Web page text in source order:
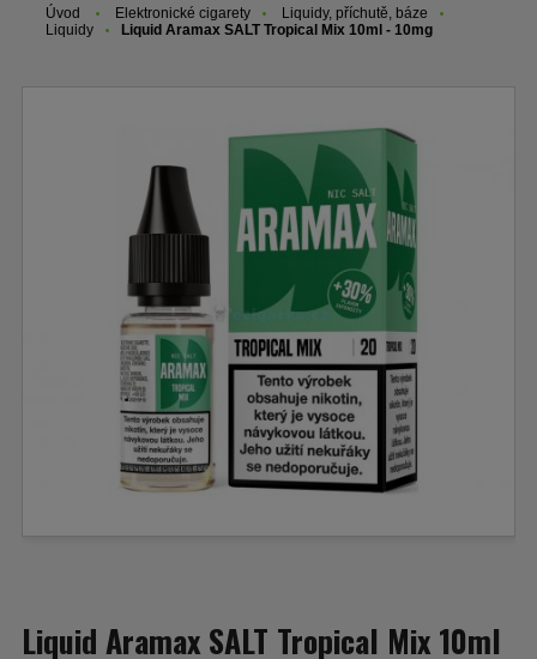
Úvod Elektronické cigarety
Liquidy, příchutě, báze
Liquidy
Liquid Aramax SALT Tropical Mix 10ml - 10mg
Liquid Aramax SALT Tropical Mix 10ml